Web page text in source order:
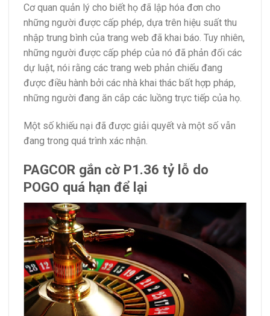
Cơ quan quản lý cho biết họ đã lập hóa đơn cho
những người được cấp phép, dựa trên hiệu suất thu
nhập trung bình của trang web đã khai báo. Tuy nhiên,
những người được cấp phép của nó đã phản đối các
dự luật, nói rằng các trang web phản chiếu đang
được điều hành bởi các nhà khai thác bất hợp pháp,
những người đang ăn cắp các luồng trực tiếp của họ.
Một số khiếu nại đã được giải quyết và một số vẫn
đang trong quá trình xác nhận.
PAGCOR gắn cờ P1.36 tỷ lỗ do
POGO quá hạn để lại